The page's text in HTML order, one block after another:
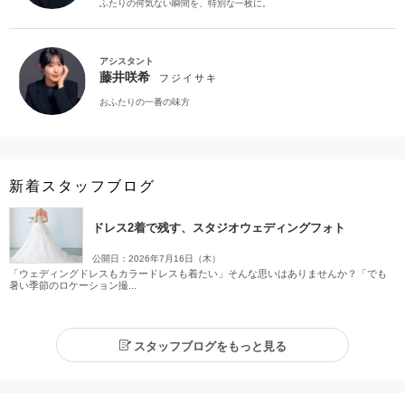
ふたりの何気ない瞬間を、特別な一枚に。
アシスタント
藤井咲希 フジイサキ
おふたりの一番の味方
新着スタッフブログ
ドレス2着で残す、スタジオウェディングフォト
公開日：2026年7月16日（木）
「ウェディングドレスもカラードレスも着たい」そんな思いはありませんか？「でも
暑い季節のロケーション撮...
スタッフブログをもっと見る